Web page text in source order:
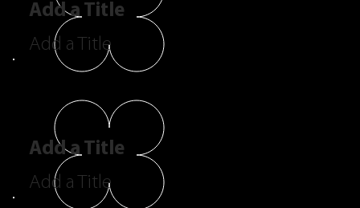
Add a Title
Add a Title
Add a Title
Add a Title